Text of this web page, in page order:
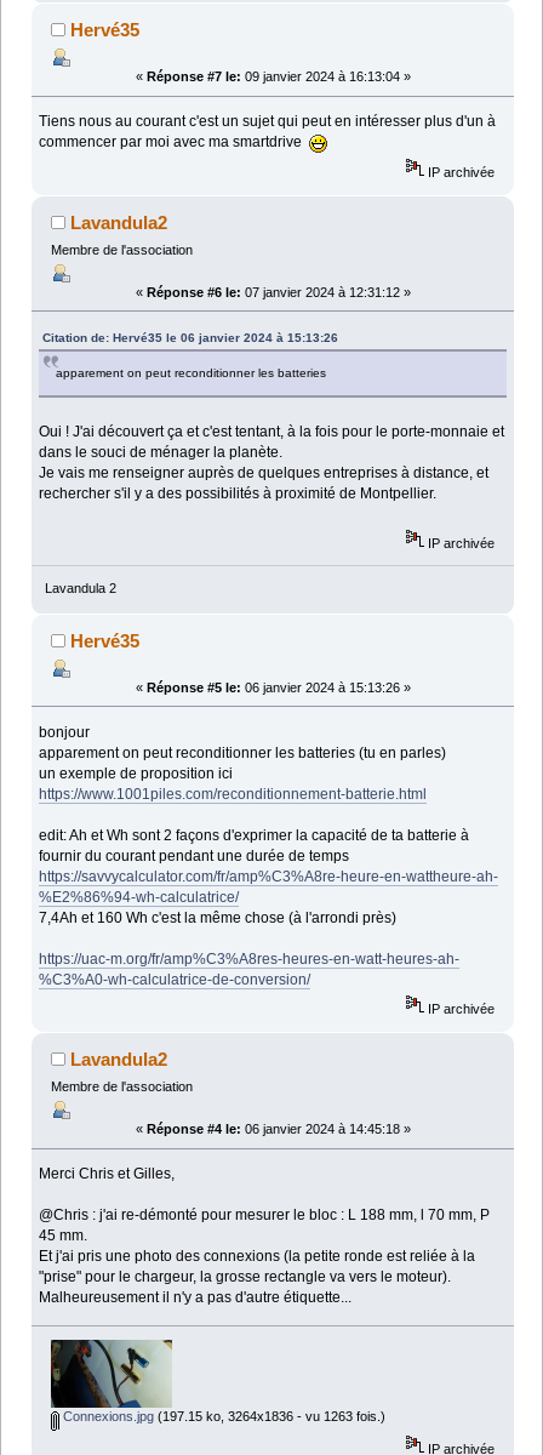
Hervé35
« Réponse #7 le: 09 janvier 2024 à 16:13:04 »
Tiens nous au courant c'est un sujet qui peut en intéresser plus d'un à
commencer par moi avec ma smartdrive
IP archivée
Lavandula2
Membre de l'association
« Réponse #6 le: 07 janvier 2024 à 12:31:12 »
Citation de: Hervé35 le 06 janvier 2024 à 15:13:26
apparement on peut reconditionner les batteries
Oui ! J'ai découvert ça et c'est tentant, à la fois pour le porte-monnaie et
dans le souci de ménager la planète.
Je vais me renseigner auprès de quelques entreprises à distance, et
rechercher s'il y a des possibilités à proximité de Montpellier.
IP archivée
Lavandula 2
Hervé35
« Réponse #5 le: 06 janvier 2024 à 15:13:26 »
bonjour
apparement on peut reconditionner les batteries (tu en parles)
un exemple de proposition ici
https://www.1001piles.com/reconditionnement-batterie.html
edit: Ah et Wh sont 2 façons d'exprimer la capacité de ta batterie à
fournir du courant pendant une durée de temps
https://savvycalculator.com/fr/amp%C3%A8re-heure-en-wattheure-ah-
%E2%86%94-wh-calculatrice/
7,4Ah et 160 Wh c'est la même chose (à l'arrondi près)
https://uac-m.org/fr/amp%C3%A8res-heures-en-watt-heures-ah-
%C3%A0-wh-calculatrice-de-conversion/
IP archivée
Lavandula2
Membre de l'association
« Réponse #4 le: 06 janvier 2024 à 14:45:18 »
Merci Chris et Gilles,
@Chris : j'ai re-démonté pour mesurer le bloc : L 188 mm, l 70 mm, P
45 mm.
Et j'ai pris une photo des connexions (la petite ronde est reliée à la
"prise" pour le chargeur, la grosse rectangle va vers le moteur).
Malheureusement il n'y a pas d'autre étiquette...
Connexions.jpg(197.15 ko, 3264x1836 - vu 1263 fois.)
IP archivée